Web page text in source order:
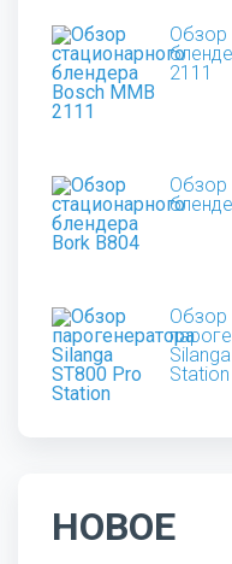
Обзор
2111
Обзор
Обзор
Station
НОВОЕ